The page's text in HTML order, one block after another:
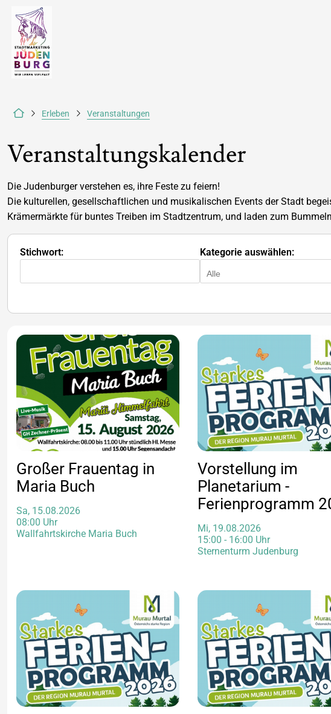
Erleben Veranstaltungen
Veranstaltungskalender
Die Judenburger verstehen es, ihre Feste zu feiern!
Die kulturellen, gesellschaftlichen und musikalischen Events der Stadt
Krämermärkte für buntes Treiben im Stadtzentrum, und laden zum
Stichwort: Kategorie auswählen:
Großer Frauentag in
Maria Buch
Sa, 15.08.2026
08:00 Uhr
Wallfahrtskirche Maria Buch
Vorstellung im
Planetarium -
Ferienprogramm
Mi, 19.08.2026
15:00 - 16:00 Uhr
Sternenturm Judenburg